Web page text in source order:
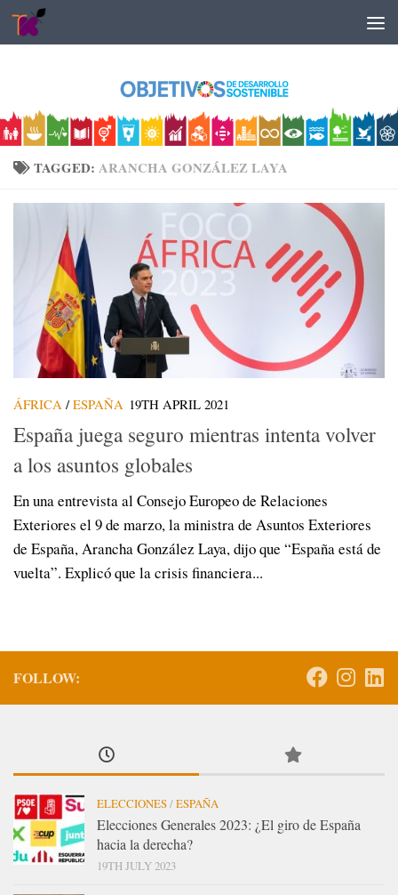
Skip to content
TAGGED: ARANCHA GONZÁLEZ LAYA
ÁFRICA / ESPAÑA 19TH APRIL 2021
España juega seguro mientras intenta volver
a los asuntos globales
En una entrevista al Consejo Europeo de Relaciones
Exteriores el 9 de marzo, la ministra de Asuntos Exteriores
de España, Arancha González Laya, dijo que “España está de
vuelta”. Explicó que la crisis financiera...
FOLLOW:
ELECCIONES/ESPAÑA
Elecciones Generales 2023: ¿El giro de España
hacia la derecha?
19TH JULY 2023